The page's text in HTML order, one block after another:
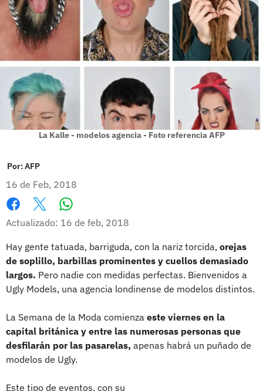
La Kalle - modelos agencia - Foto referencia AFP
Por:AFP
16 de Feb, 2018
Facebook
X
Actualizado: 16 de feb, 2018
Hay gente tatuada, barriguda, con la nariz torcida, orejas
de soplillo, barbillas prominentes y cuellos demasiado
largos. Pero nadie con medidas perfectas. Bienvenidos a
Ugly Models, una agencia londinense de modelos distintos.
La Semana de la Moda comienza este viernes en la
capital británica y entre las numerosas personas que
desfilarán por las pasarelas, apenas habrá un puñado de
modelos de Ugly.
Este tipo de eventos, con su